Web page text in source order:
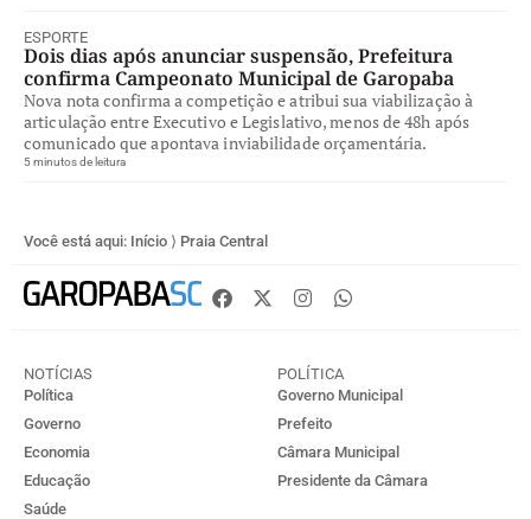
ESPORTE
Dois dias após anunciar suspensão, Prefeitura
confirma Campeonato Municipal de Garopaba
Nova nota confirma a competição e atribui sua viabilização à
articulação entre Executivo e Legislativo, menos de 48h após
comunicado que apontava inviabilidade orçamentária.
5 minutos de leitura
Você está aqui: Início ⟩ Praia Central
NOTÍCIAS
Política
Governo
Economia
Educação
Saúde
POLÍTICA
Governo Municipal
Prefeito
Câmara Municipal
Presidente da Câmara